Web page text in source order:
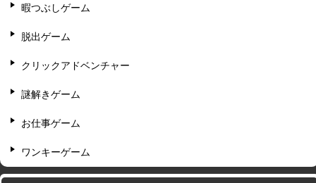
暇つぶしゲーム
脱出ゲーム
クリックアドベンチャー
謎解きゲーム
お仕事ゲーム
ワンキーゲーム